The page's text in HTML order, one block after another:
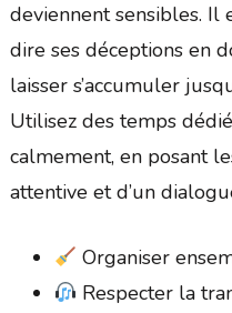
deviennent sensibles. Il
dire ses déceptions en
laisser s’accumuler
Utilisez des temps
calmement, en posant
attentive et d’un
Organiser
Respecter la